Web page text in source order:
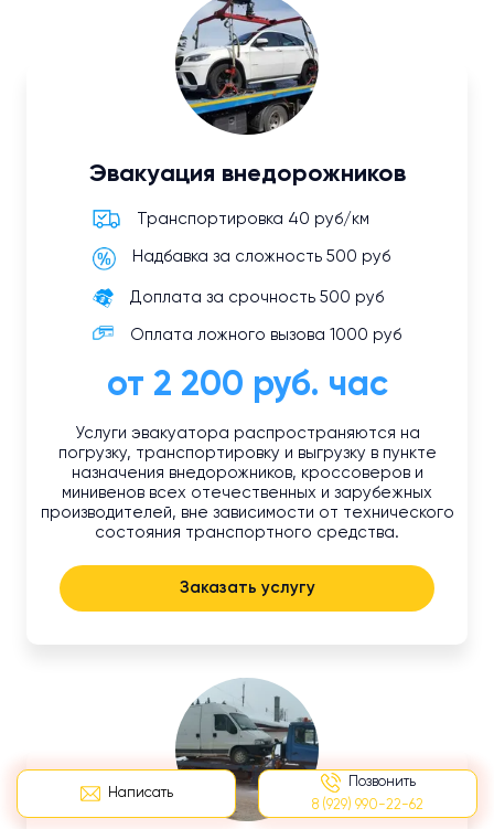
Написать
Позвонить
8 (929) 990-22-62
Эвакуация внедорожников
Транспортировка 40 руб/км
Надбавка за сложность 500 руб
Доплата за срочность 500 руб
Оплата ложного вызова 1000 руб
от 2 200 руб. час
Услуги эвакуатора распространяются на
погрузку, транспортировку и выгрузку в пункте
назначения внедорожников, кроссоверов и
минивенов всех отечественных и зарубежных
производителей, вне зависимости от технического
состояния транспортного средства.
Заказать услугу